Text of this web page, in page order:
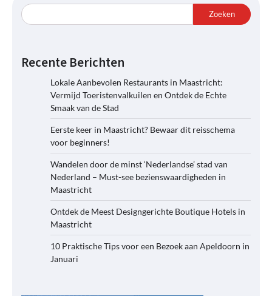
Zoeken
Recente Berichten
Lokale Aanbevolen Restaurants in Maastricht:
Vermijd Toeristenvalkuilen en Ontdek de Echte
Smaak van de Stad
Eerste keer in Maastricht? Bewaar dit reisschema
voor beginners!
Wandelen door de minst ‘Nederlandse’ stad van
Nederland – Must-see bezienswaardigheden in
Maastricht
Ontdek de Meest Designgerichte Boutique Hotels in
Maastricht
10 Praktische Tips voor een Bezoek aan Apeldoorn in
Januari